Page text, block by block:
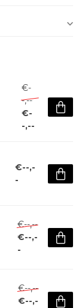
€-
-,--
€-
-,--
€--,-
-
€--,--
€--,-
-
€--,--
€--,-